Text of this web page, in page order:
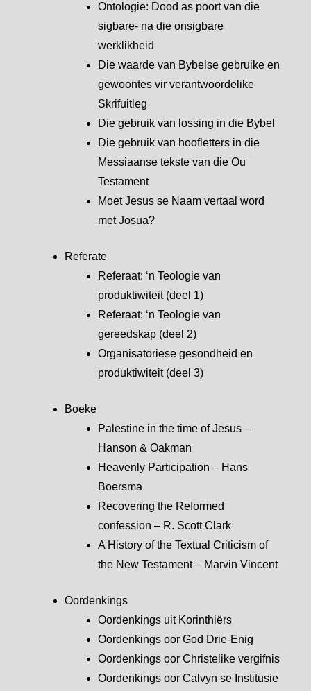
Ontologie: Dood as poort van die
sigbare- na die onsigbare
werklikheid
Die waarde van Bybelse gebruike en
gewoontes vir verantwoordelike
Skrifuitleg
Die gebruik van lossing in die Bybel
Die gebruik van hoofletters in die
Messiaanse tekste van die Ou
Testament
Moet Jesus se Naam vertaal word
met Josua?
Referate
Referaat: ‘n Teologie van
produktiwiteit (deel 1)
Referaat: ‘n Teologie van
gereedskap (deel 2)
Organisatoriese gesondheid en
produktiwiteit (deel 3)
Boeke
Palestine in the time of Jesus –
Hanson & Oakman
Heavenly Participation – Hans
Boersma
Recovering the Reformed
confession – R. Scott Clark
A History of the Textual Criticism of
the New Testament – Marvin Vincent
Oordenkings
Oordenkings uit Korinthiërs
Oordenkings oor God Drie-Enig
Oordenkings oor Christelike vergifnis
Oordenkings oor Calvyn se Institusie